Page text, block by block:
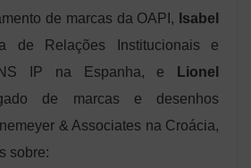
de marcas da OAPI,
Isabel
de Relações Institucionais e
IP na Espanha, e Lionel
de marcas e desenhos
& Associates na Croácia,
sobre: